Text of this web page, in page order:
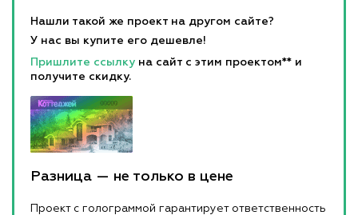
Нашли такой же проект на другом сайте?
У нас вы купите его дешевле!
Пришлите ссылку на сайт с этим проектом** и
получите скидку.
Разница — не только в цене
Проект с голограммой гарантирует ответственность